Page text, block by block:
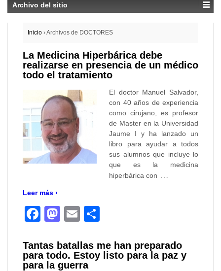
Archivo del sitio
Inicio ›Archivos de DOCTORES
La Medicina Hiperbárica debe
realizarse en presencia de un médico
todo el tratamiento
El doctor Manuel Salvador,
con 40 años de experiencia
como cirujano, es profesor
de Master en la Universidad
Jaume I y ha lanzado un
libro para ayudar a todos
sus alumnos que incluye lo
que es la medicina
hiperbárica con …
Leer más ›
Facebook
Mastodon
Email
Tantas batallas me han preparado
para todo. Estoy listo para la paz y
para la guerra